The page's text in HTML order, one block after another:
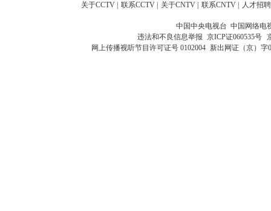
关于CCTV 联系CCTV 关于CNTV 联系CNTV 人才招聘
中国中央电视台 中国网络电
违法和不良信息举报 京ICP证060535号
网上传播视听节目许可证号 0102004 新出网证（京）